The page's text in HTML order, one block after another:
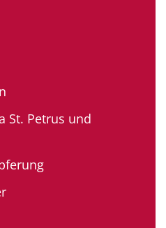
St. Petrus und